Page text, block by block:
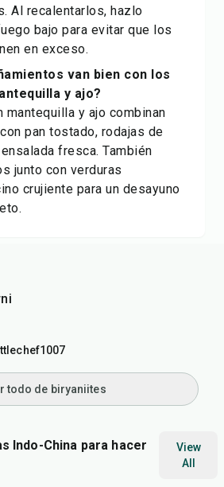
Al recalentarlos, hazlo
bajo para evitar que los
en exceso.
van bien con los
y ajo?
mantequilla y ajo combinan
pan tostado, rodajas de
fresca. También
junto con verduras
crujiente para un desayuno
todo de biryaniites
Indo-China para hacer
View
All